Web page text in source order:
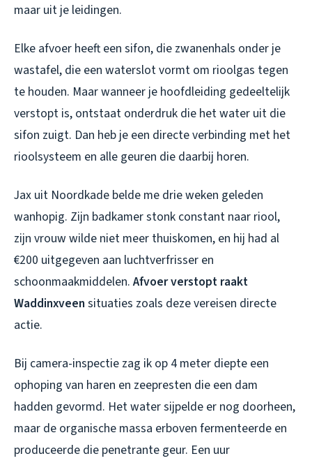
maar uit je leidingen.
Elke afvoer heeft een sifon, die zwanenhals onder je
wastafel, die een waterslot vormt om rioolgas tegen
te houden. Maar wanneer je hoofdleiding gedeeltelijk
verstopt is, ontstaat onderdruk die het water uit die
sifon zuigt. Dan heb je een directe verbinding met het
rioolsysteem en alle geuren die daarbij horen.
Jax uit Noordkade belde me drie weken geleden
wanhopig. Zijn badkamer stonk constant naar riool,
zijn vrouw wilde niet meer thuiskomen, en hij had al
€200 uitgegeven aan luchtverfrisser en
schoonmaakmiddelen. Afvoer verstopt raakt
Waddinxveen situaties zoals deze vereisen directe
actie.
Bij camera-inspectie zag ik op 4 meter diepte een
ophoping van haren en zeepresten die een dam
hadden gevormd. Het water sijpelde er nog doorheen,
maar de organische massa erboven fermenteerde en
produceerde die penetrante geur. Een uur